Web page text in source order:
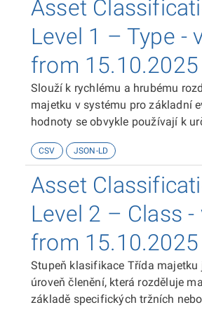
Asset
Level 1 – Type -
from 15.10.2025
Slouží k rychlému a hrubému
majetku v systému pro základní
hodnoty se obvykle používají k
daného majetku (např.
zápis do katastru, zvířata mají
požadavky na péči a evidenci).
CSV JSON-LD
Asset
Level 2 – Class -
from 15.10.2025
Stupeň klasifikace Třída majetku
úroveň členění, která rozděluje
základě specifických tržních